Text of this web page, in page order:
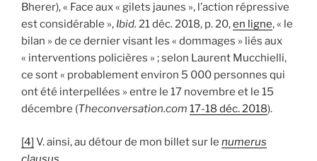
Bherer), « Face aux « gilets jaunes », l’action répressive
est considérable », Ibid. 21 déc. 2018, p. 20,en ligne, « le
bilan » de ce dernier visant les « dommages » liés aux
« interventions policières » ; selon Laurent Mucchielli,
ce sont « probablement environ 5 000 personnes qui
ont été interpellées » entre le 17 novembre et le 15
décembre (Theconversation.com 17-18 déc. 2018).
[4] V. ainsi, au détour de mon billet sur le numerus